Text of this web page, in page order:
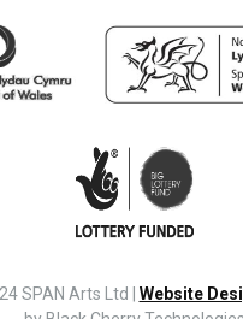
SPAN Arts Ltd | Website